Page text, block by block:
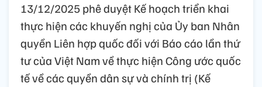
13/12/2025 phê duyệt Kế hoạch triển khai
thực hiện các khuyến nghị của Ủy ban Nhân
quyền Liên hợp quốc đối với Báo cáo lần thứ
tư của Việt Nam về thực hiện Công ước quốc
tế về các quyền dân sự và chính trị (Kế